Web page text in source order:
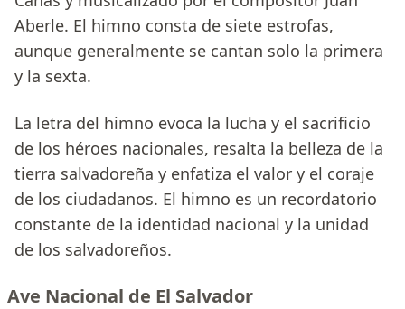
Aberle. El himno consta de siete estrofas,
aunque generalmente se cantan solo la primera
y la sexta.
La letra del himno evoca la lucha y el sacrificio
de los héroes nacionales, resalta la belleza de la
tierra salvadoreña y enfatiza el valor y el coraje
de los ciudadanos. El himno es un recordatorio
constante de la identidad nacional y la unidad
de los salvadoreños.
Ave Nacional de El Salvador